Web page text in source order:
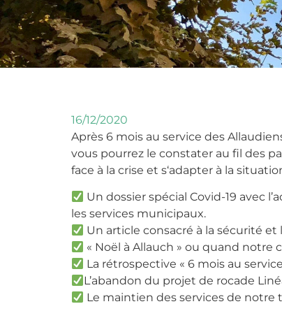
16/12/2020
Après 6 mois au service des
vous pourrez le constater au fil des
face à la crise et s‘adapter à la
Un dossier spécial Covid-19 avec
les services municipaux.
Un article consacré à la sécurité et
« Noël à Allauch » ou quand
La rétrospective « 6 mois au
L’abandon du projet de rocade
Le maintien des services de notre